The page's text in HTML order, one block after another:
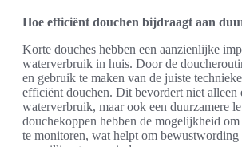
Hoe efficiënt douchen bijdraagt aan
Korte douches hebben een aanzienlijke
waterverbruik in huis. Door de
en gebruik te maken van de juiste
efficiënt douchen. Dit bevordert niet alleen
waterverbruik, maar ook een duurzamere
douchekoppen hebben de mogelijkheid
te monitoren, wat helpt om bewustwording